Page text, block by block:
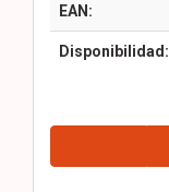
EAN:
Disponibilidad: